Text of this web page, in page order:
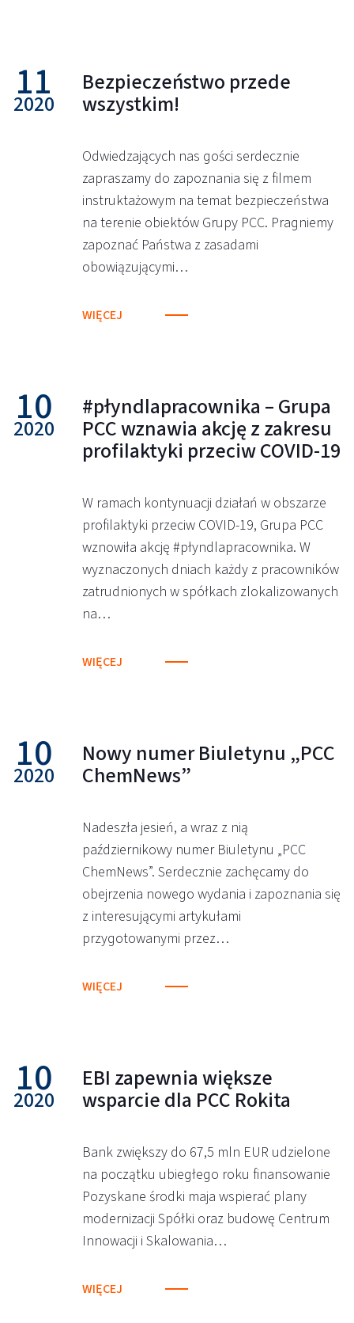
11
2020
Bezpieczeństwo przede
wszystkim!
Odwiedzających nas gości serdecznie
zapraszamy do zapoznania się z filmem
instruktażowym na temat bezpieczeństwa
na terenie obiektów Grupy PCC. Pragniemy
zapoznać Państwa z zasadami
obowiązującymi…
WIĘCEJ
10
2020
#płyndlapracownika – Grupa
PCC wznawia akcję z zakresu
profilaktyki przeciw COVID-19
W ramach kontynuacji działań w obszarze
profilaktyki przeciw COVID-19, Grupa PCC
wznowiła akcję #płyndlapracownika. W
wyznaczonych dniach każdy z pracowników
zatrudnionych w spółkach zlokalizowanych
na…
WIĘCEJ
10
2020
Nowy numer Biuletynu „PCC
ChemNews”
Nadeszła jesień, a wraz z nią
październikowy numer Biuletynu „PCC
ChemNews”. Serdecznie zachęcamy do
obejrzenia nowego wydania i zapoznania się
z interesującymi artykułami
przygotowanymi przez…
WIĘCEJ
10
2020
EBI zapewnia większe
wsparcie dla PCC Rokita
Bank zwiększy do 67,5 mln EUR udzielone
na początku ubiegłego roku finansowanie
Pozyskane środki maja wspierać plany
modernizacji Spółki oraz budowę Centrum
Innowacji i Skalowania…
WIĘCEJ